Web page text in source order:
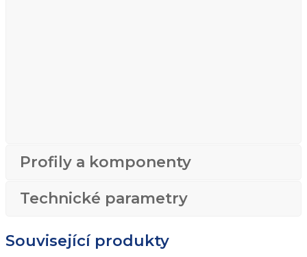
Profily a komponenty
Technické parametry
Související produkty